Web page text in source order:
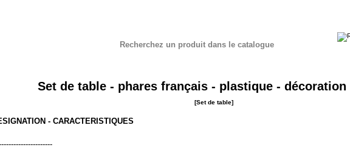
Recherchez un produit dans le catalogue
Set de table - phares français - plastique - décoration
[Set de table]
- CARACTERISTIQUES